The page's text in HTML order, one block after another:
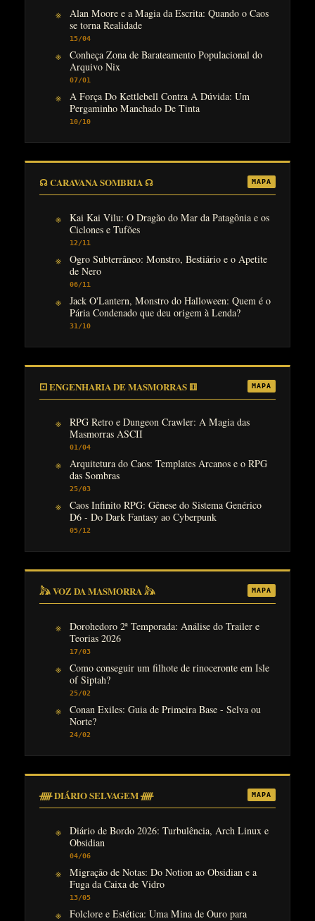
Alan Moore e a Magia da Escrita: Quando o Caos
se torna Realidade
15/04
Conheça Zona de Barateamento Populacional do
Arquivo Nix
07/01
A Força Do Kettlebell Contra A Dúvida: Um
Pergaminho Manchado De Tinta
10/10
☊ CARAVANA SOMBRIA ☊ MAPA
Kai Kai Vilu: O Dragão do Mar da Patagônia e os
Ciclones e Tufões
12/11
Ogro Subterrâneo: Monstro, Bestiário e o Apetite
de Nero
06/11
Jack O'Lantern, Monstro do Halloween: Quem é o
Pária Condenado que deu origem à Lenda?
31/10
⚀ ENGENHARIA DE MASMORRAS ⚅ MAPA
RPG Retro e Dungeon Crawler: A Magia das
Masmorras ASCII
01/04
Arquitetura do Caos: Templates Arcanos e o RPG
das Sombras
25/03
Caos Infinito RPG: Gênese do Sistema Genérico
D6 - Do Dark Fantasy ao Cyberpunk
05/12
𓃦 VOZ DA MASMORRA 𓃦 MAPA
Dorohedoro 2ª Temporada: Análise do Trailer e
Teorias 2026
17/03
Como conseguir um filhote de rinoceronte em Isle
of Siptah?
25/02
Conan Exiles: Guia de Primeira Base - Selva ou
Norte?
24/02
ᚏ DIÁRIO SELVAGEM ᚏ MAPA
Diário de Bordo 2026: Turbulência, Arch Linux e
Obsidian
04/06
Migração de Notas: Do Notion ao Obsidian e a
Fuga da Caixa de Vidro
13/05
Folclore e Estética: Uma Mina de Ouro para